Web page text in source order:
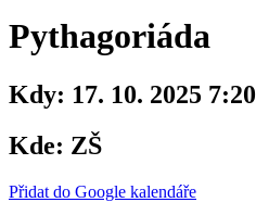
Pythagoriáda
Kdy: 17. 10. 2025 7:20
Kde: ZŠ
Přidat do Google kalendáře